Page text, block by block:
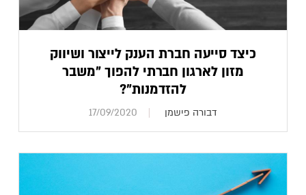
כיצד סייעה חברת הענק לייצור ושיווק
מזון לארגון חברתי להפוך "משבר
להזדמנות"?
דבורה פישמן 17/09/2020